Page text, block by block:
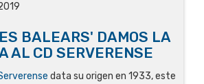
BALEARS' DAMOS LA
AL CD SERVERENSE
data su origen en 1933, este